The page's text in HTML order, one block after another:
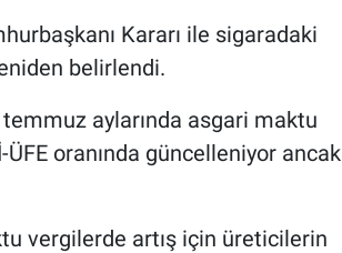
Kararı ile sigaradaki
belirlendi.
aylarında asgari maktu
oranında güncelleniyor ancak
vergilerde artış için üreticilerin